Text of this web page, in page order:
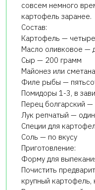
совсем немного
картофель заранее.
Состав:
Картофель —
Масло оливковое —
Сыр — 200 грамм
Майонез или
Филе рыбы —
Помидоры 1-3, в
Перец болгарский —
Лук репчатый — один
Специи для
Соль — по вкусу
Приготовление:
Форму для
Почистить
крупный картофель,